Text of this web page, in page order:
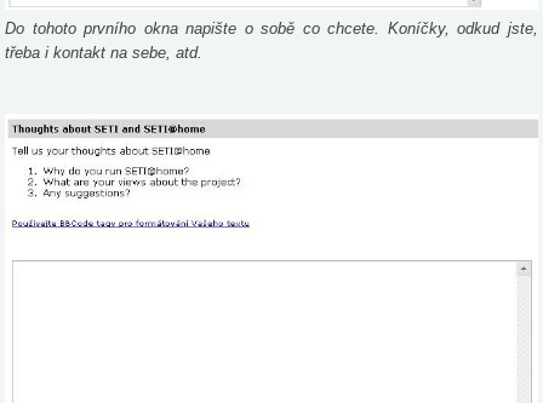
Do tohoto prvního okna napište o sobě co chcete. Koníčky, odkud jste,
třeba i kontakt na sebe, atd.